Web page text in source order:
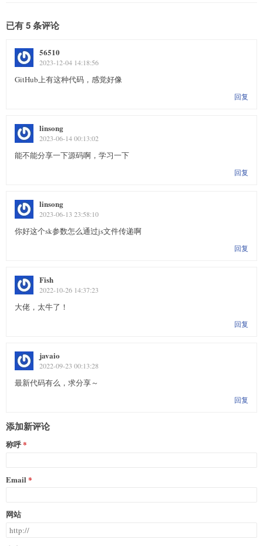
已有 5 条评论
56510
2023-12-04 14:18:56
GitHub上有这种代码，感觉好像
回复
linsong
2023-06-14 00:13:02
能不能分享一下源码啊，学习一下
回复
linsong
2023-06-13 23:58:10
你好这个sk参数怎么通过js文件传递啊
回复
Fish
2022-10-26 14:37:23
大佬，太牛了！
回复
javaio
2022-09-23 00:13:28
最新代码有么，求分享～
回复
添加新评论
称呼
Email
网站